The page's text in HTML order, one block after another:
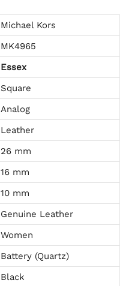
Michael Kors
MK4965
Essex
Square
Analog
Leather
26 mm
16 mm
10 mm
Genuine Leather
Women
Battery (Quartz)
Black